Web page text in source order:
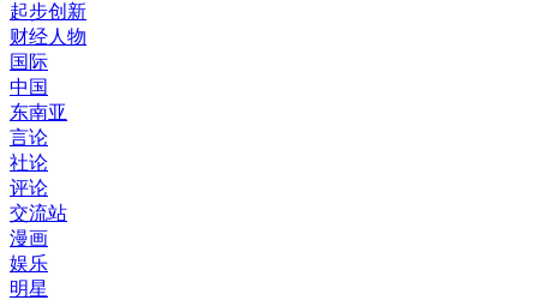
起步创新
财经人物
国际
中国
东南亚
言论
社论
评论
交流站
漫画
娱乐
明星